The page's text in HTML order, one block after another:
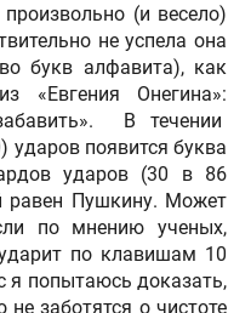
(и весело)
не успела она
букв алфавита), как
«Евгения Онегина»:
В течении
ударов появится буква
ударов (30 в 86
равен Пушкину. Может
по мнению ученых,
по клавишам 10
я попытаюсь доказать,
заботятся о чистоте